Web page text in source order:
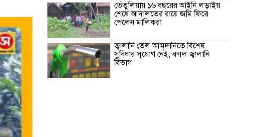
তেঁতুলিয়ায় ১৬ বছরের আইনি লড়াইয়
শেষে আদালতের রায়ে জমি ফিরে
পেলেন মালিকরা
জ্বালানি তেল আমদানিতে বিশেষ
সুবিধার সুযোগ নেই, বলল জ্বালানি
বিভাগ